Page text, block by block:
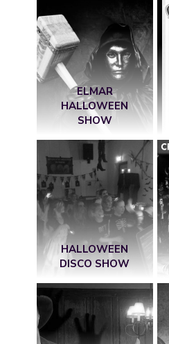
ELMAR
HALLOWEEN
SHOW
HALLOWEEN
DISCO SHOW